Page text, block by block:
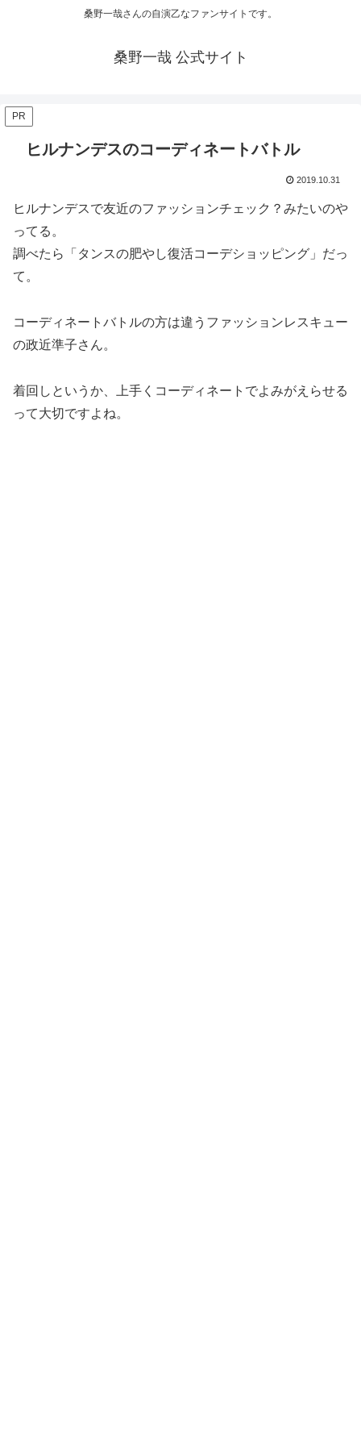
桑野一哉さんの自演乙なファンサイトです。
桑野一哉 公式サイト
PR
ヒルナンデスのコーディネートバトル
2019.10.31
ヒルナンデスで友近のファッションチェック？みたいのや
ってる。
調べたら「タンスの肥やし復活コーデショッピング」だっ
て。
コーディネートバトルの方は違うファッションレスキュー
の政近準子さん。
着回しというか、上手くコーディネートでよみがえらせる
って大切ですよね。